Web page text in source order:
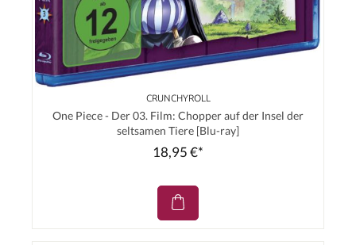
CRUNCHYROLL
One Piece - Der 03. Film: Chopper auf der Insel der
seltsamen Tiere [Blu-ray]
18,95 €*